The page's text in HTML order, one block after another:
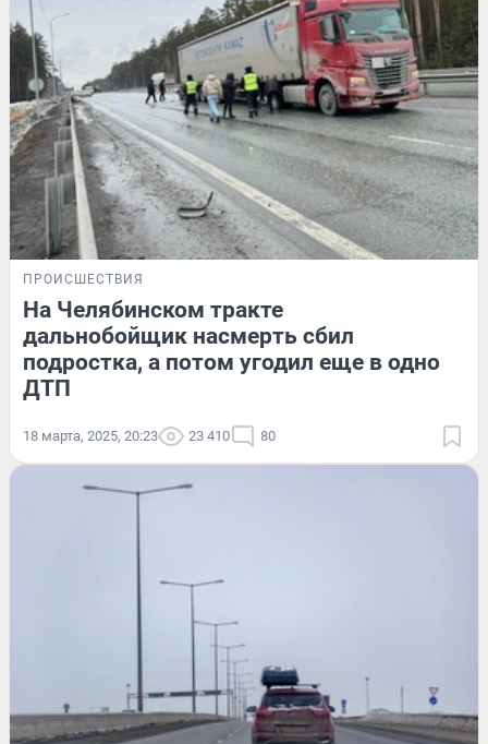
ПРОИСШЕСТВИЯ
На Челябинском тракте
дальнобойщик насмерть сбил
подростка, а потом угодил еще в одно
ДТП
18 марта, 2025, 20:23 23 410 80